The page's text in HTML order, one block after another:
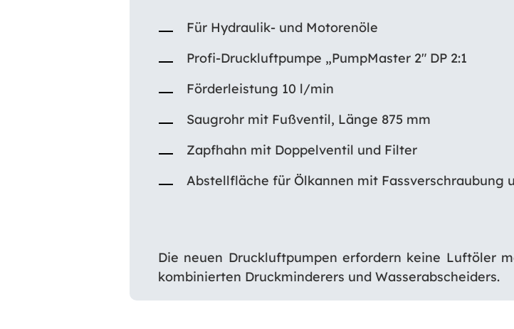
Für Hydraulik- und Motorenöle
Profi-Druckluftpumpe „PumpMaster 2″ DP 2:1
Förderleistung 10 l/min
Saugrohr mit Fußventil, Länge 875 mm
Zapfhahn mit Doppelventil und Filter
Abstellfläche für Ölkannen mit Fassverschraubung
Die neuen Druckluftpumpen erfordern keine Luftöler
kombinierten Druckminderers und Wasserabscheiders.